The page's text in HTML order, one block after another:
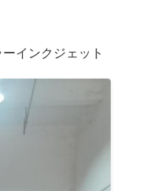
インクジェット